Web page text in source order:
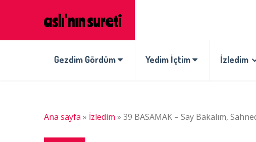
Gezdim Gördüm Yedim İçtim İzledim
Ana sayfa » İzledim » 39 BASAMAK – Say Bakalım,